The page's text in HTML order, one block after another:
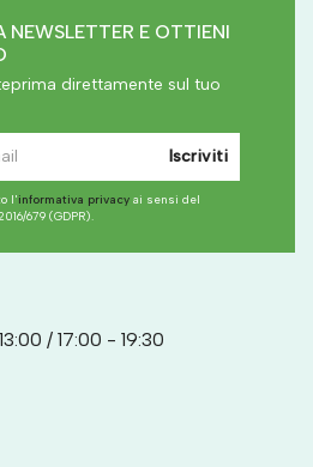
E OTTIENI
direttamente sul tuo
Iscriviti
l'informativa privacy ai sensi del
679 (GDPR).
/ 17:00 - 19:30